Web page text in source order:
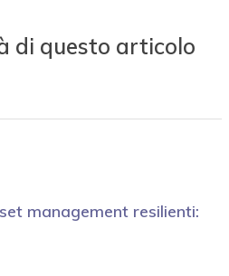
di questo articolo
management resilienti: